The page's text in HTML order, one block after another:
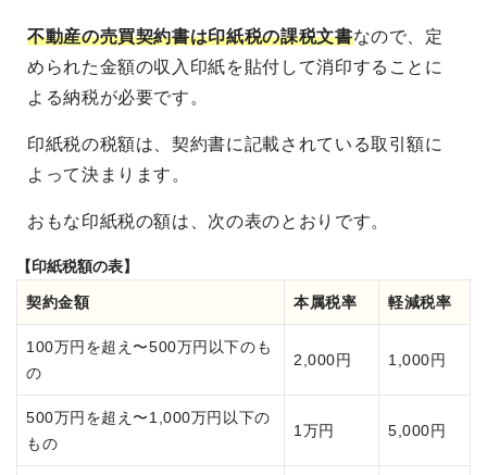
不動産の売買契約書は印紙税の課税文書なので、定
められた金額の収入印紙を貼付して消印することに
よる納税が必要です。
印紙税の税額は、契約書に記載されている取引額に
よって決まります。
おもな印紙税の額は、次の表のとおりです。
【印紙税額の表】
契約金額 本属税率 軽減税率
100万円を超え〜500万円以下のも
の
2,000円 1,000円
500万円を超え〜1,000万円以下の
もの
1万円 5,000円